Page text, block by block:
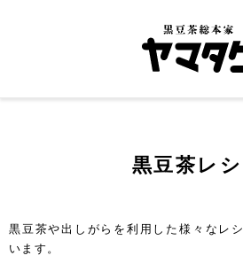
黒豆茶レ
黒豆茶や出しがらを利用した様々なレ
います。